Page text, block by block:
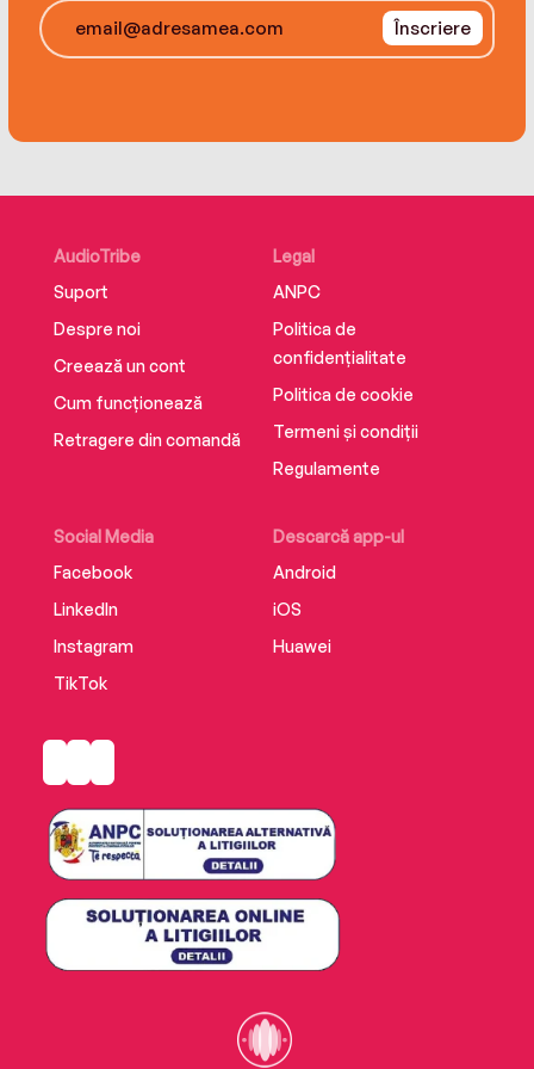
Înscriere
AudioTribe
Suport
Despre noi
Creează un cont
Cum funcționează
Retragere din comandă
Social Media
Facebook
LinkedIn
Instagram
TikTok
Descarcă app-ul
Android
iOS
Huawei
Legal
ANPC
Politica de
confidențialitate
Politica de cookie
Termeni și condiții
Regulamente